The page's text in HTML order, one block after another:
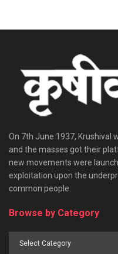
On 7th June 1937, Krushival
and the masses got their
new movements were
exploitation upon the
common people.
Browse by Category
Browse